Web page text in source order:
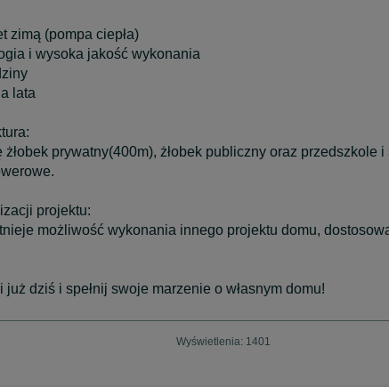
zimą (pompa ciepła)
i wysoka jakość wykonania
lata
prywatny(400m), żłobek publiczny oraz przedszkole i
projektu:
możliwość wykonania innego projektu domu,
dziś i spełnij swoje marzenie o własnym domu!
Wyświetlenia: 1401